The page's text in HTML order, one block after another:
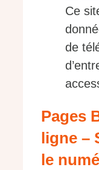
Ce
de
Pages
ligne –
le